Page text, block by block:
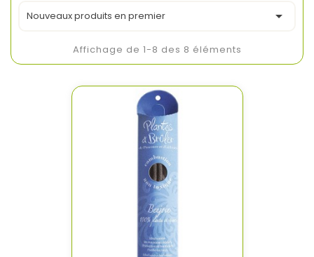
Nouveaux produits en premier 
Affichage de 1-8 des 8 éléments